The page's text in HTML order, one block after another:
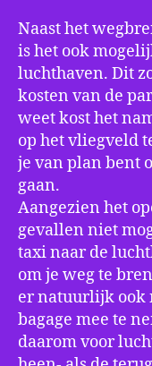
Naast het
is het ook
luchthaven. Dit
kosten van de
weet kost het
op het vliegveld
je van plan bent
gaan.
Aangezien het
gevallen niet
taxi naar de
om je weg te
er natuurlijk ook
bagage mee te
daarom voor